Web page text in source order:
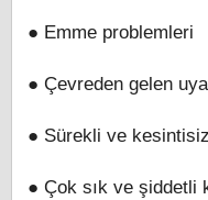
● Emme problemleri
● Çevreden gelen
● Sürekli ve
● Çok sık ve şiddetli